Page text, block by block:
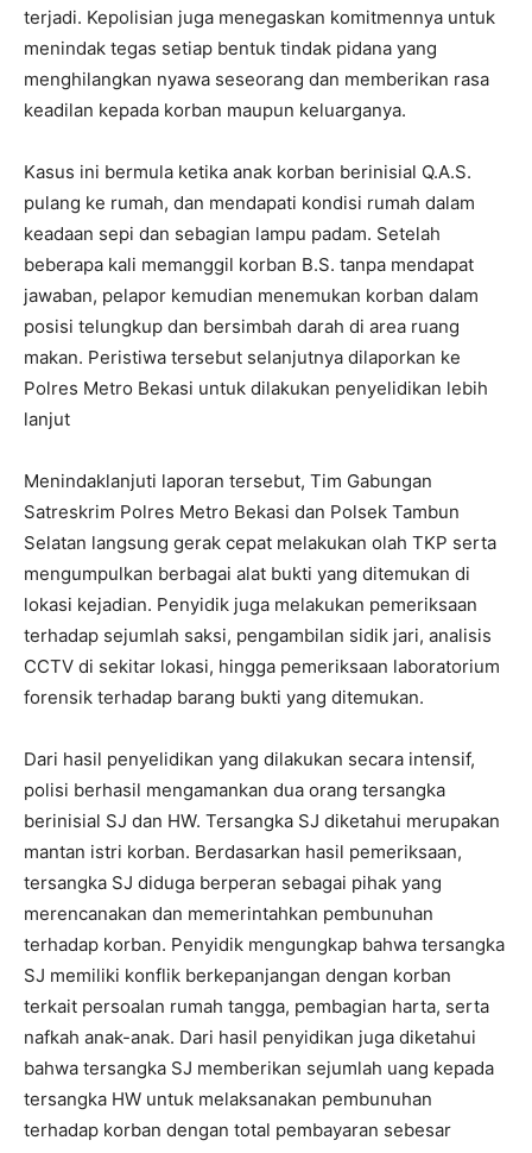
terjadi. Kepolisian juga menegaskan komitmennya untuk
menindak tegas setiap bentuk tindak pidana yang
menghilangkan nyawa seseorang dan memberikan rasa
keadilan kepada korban maupun keluarganya.
Kasus ini bermula ketika anak korban berinisial Q.A.S.
pulang ke rumah, dan mendapati kondisi rumah dalam
keadaan sepi dan sebagian lampu padam. Setelah
beberapa kali memanggil korban B.S. tanpa mendapat
jawaban, pelapor kemudian menemukan korban dalam
posisi telungkup dan bersimbah darah di area ruang
makan. Peristiwa tersebut selanjutnya dilaporkan ke
Polres Metro Bekasi untuk dilakukan penyelidikan lebih
lanjut
Menindaklanjuti laporan tersebut, Tim Gabungan
Satreskrim Polres Metro Bekasi dan Polsek Tambun
Selatan langsung gerak cepat melakukan olah TKP serta
mengumpulkan berbagai alat bukti yang ditemukan di
lokasi kejadian. Penyidik juga melakukan pemeriksaan
terhadap sejumlah saksi, pengambilan sidik jari, analisis
CCTV di sekitar lokasi, hingga pemeriksaan laboratorium
forensik terhadap barang bukti yang ditemukan.
Dari hasil penyelidikan yang dilakukan secara intensif,
polisi berhasil mengamankan dua orang tersangka
berinisial SJ dan HW. Tersangka SJ diketahui merupakan
mantan istri korban. Berdasarkan hasil pemeriksaan,
tersangka SJ diduga berperan sebagai pihak yang
merencanakan dan memerintahkan pembunuhan
terhadap korban. Penyidik mengungkap bahwa tersangka
SJ memiliki konflik berkepanjangan dengan korban
terkait persoalan rumah tangga, pembagian harta, serta
nafkah anak-anak. Dari hasil penyidikan juga diketahui
bahwa tersangka SJ memberikan sejumlah uang kepada
tersangka HW untuk melaksanakan pembunuhan
terhadap korban dengan total pembayaran sebesar